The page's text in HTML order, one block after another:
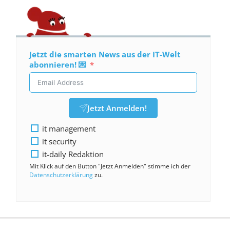
Jetzt die smarten News aus der IT-Welt
abonnieren! 💌
Jetzt Anmelden!
it management
it security
it-daily Redaktion
Mit Klick auf den Button "Jetzt Anmelden" stimme ich der
Datenschutzerklärungzu.